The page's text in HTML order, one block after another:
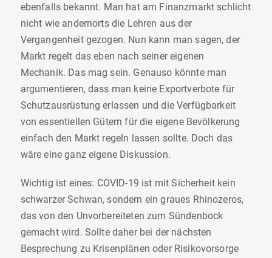
ebenfalls bekannt. Man hat am Finanzmarkt schlicht
nicht wie andernorts die Lehren aus der
Vergangenheit gezogen. Nun kann man sagen, der
Markt regelt das eben nach seiner eigenen
Mechanik. Das mag sein. Genauso könnte man
argumentieren, dass man keine Exportverbote für
Schutzausrüstung erlassen und die Verfügbarkeit
von essentiellen Gütern für die eigene Bevölkerung
einfach den Markt regeln lassen sollte. Doch das
wäre eine ganz eigene Diskussion.
Wichtig ist eines: COVID-19 ist mit Sicherheit kein
schwarzer Schwan, sondern ein graues Rhinozeros,
das von den Unvorbereiteten zum Sündenbock
gemacht wird. Sollte daher bei der nächsten
Besprechung zu Krisenplänen oder Risikovorsorge